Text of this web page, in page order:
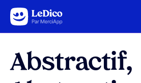
Aller au contenu
Abstractif,